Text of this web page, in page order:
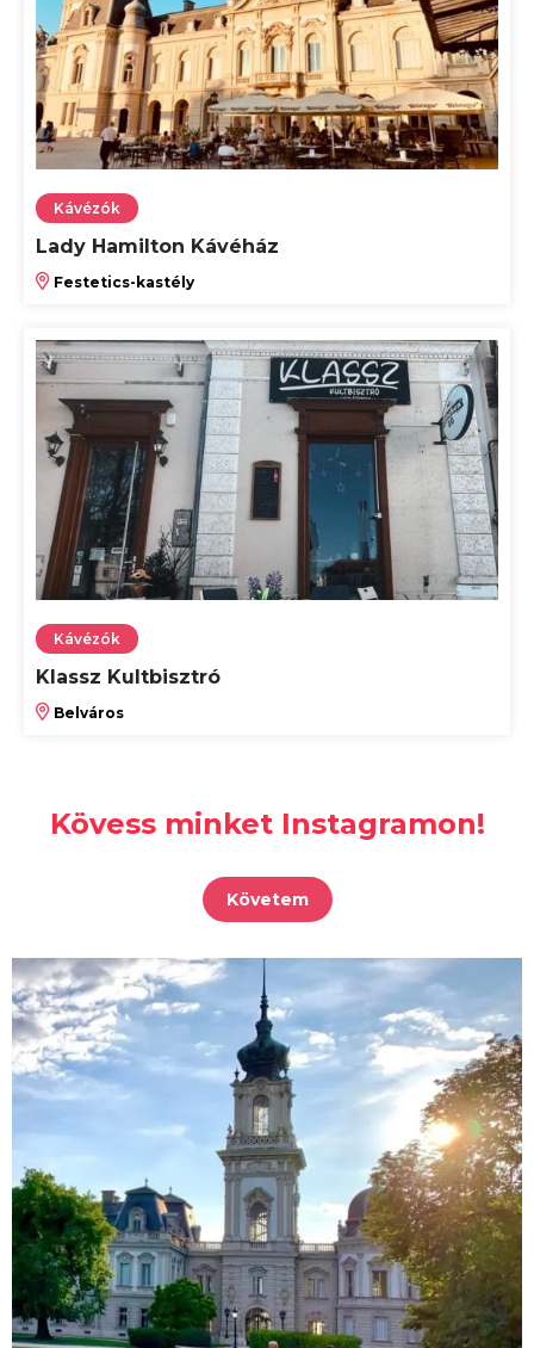
Kávézók
Lady Hamilton Kávéház
Festetics-kastély
Kávézók
Klassz Kultbisztró
Belváros
Kövess minket Instagramon!
Követem